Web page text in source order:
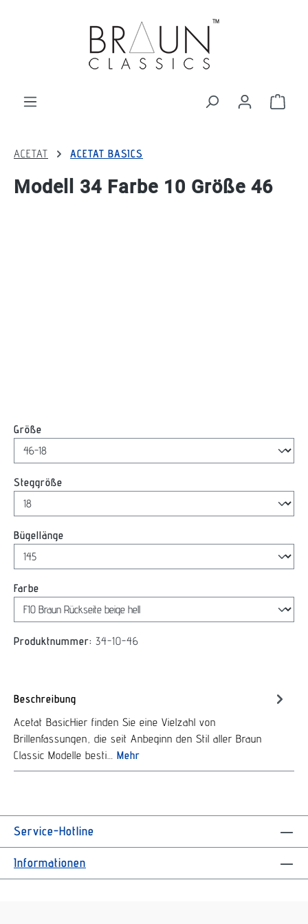
ACETAT ACETAT BASICS
Modell 34 Farbe 10 Größe 46
Größe
Steggröße
Bügellänge
Farbe
Produktnummer: 34-10-46
Beschreibung
Acetat BasicHier finden Sie eine Vielzahl von
Brillenfassungen, die seit Anbeginn den Stil aller Braun
Classic Modelle besti… Mehr
Service-Hotline
Informationen